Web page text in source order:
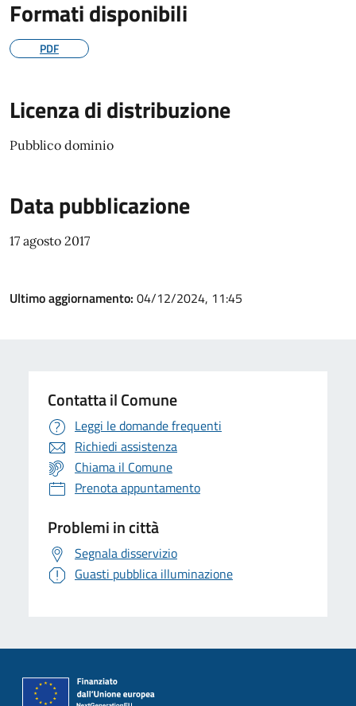
Formati disponibili
PDF
Licenza di distribuzione
Pubblico dominio
Data pubblicazione
17 agosto 2017
Ultimo aggiornamento: 04/12/2024, 11:45
Contatta il Comune
Leggi le domande frequenti
Richiedi assistenza
Chiama il Comune
Prenota appuntamento
Problemi in città
Segnala disservizio
Guasti pubblica illuminazione